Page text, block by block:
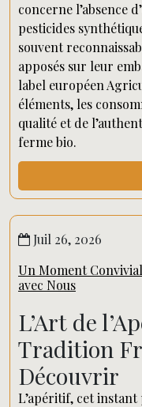
concerne l’absence
pesticides
souvent
apposés sur leur
label européen
éléments, les
qualité et de
ferme bio.
Juil 26, 2026
Un Moment
avec Nous
L’Art de
Tradition
Découvrir
L’apéritif, cet